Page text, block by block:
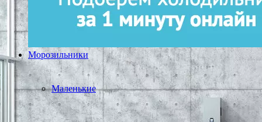
Морозильники
Маленькие